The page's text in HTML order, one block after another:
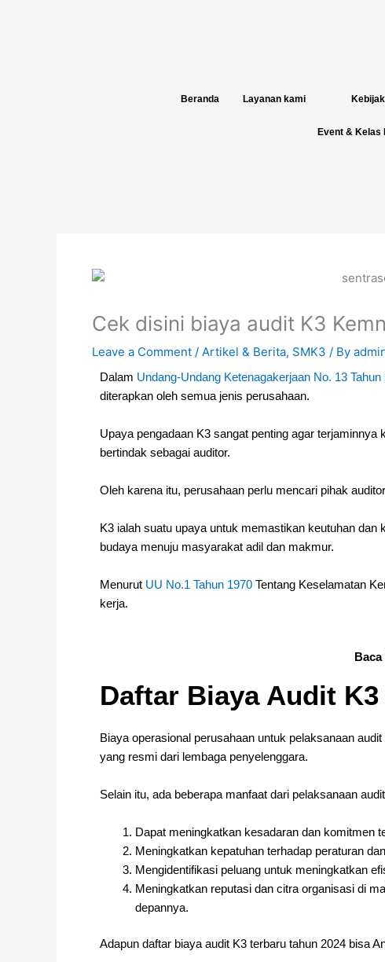
Beranda Layanan kami
Event & Kelas
Cek disini biaya audit K3
Leave a Comment / Artikel & Berita, SMK3 / By
Dalam Undang-Undang Ketenagakerjaan No. 13
diterapkan oleh semua jenis perusahaan.
Upaya pengadaan K3 sangat penting agar
bertindak sebagai auditor.
Oleh karena itu, perusahaan perlu mencari pihak
K3 ialah suatu upaya untuk memastikan keutuhan
budaya menuju masyarakat adil dan makmur.
Menurut UU No.1 Tahun 1970 Tentang Keselamatan
kerja.
Baca
Daftar Biaya Audit
Biaya operasional perusahaan untuk pelaksanaan
yang resmi dari lembaga penyelenggara.
Selain itu, ada beberapa manfaat dari pelaksanaan
Dapat meningkatkan kesadaran dan komitmen
Meningkatkan kepatuhan terhadap peraturan
Mengidentifikasi peluang untuk meningkatkan
Meningkatkan reputasi dan citra organisasi di
depannya.
Adapun daftar biaya audit K3 terbaru tahun 2024 bisa